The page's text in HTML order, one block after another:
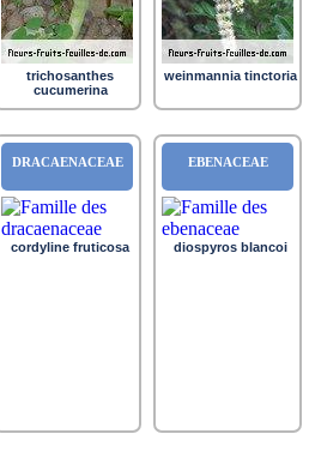
trichosanthes
cucumerina
weinmannia tinctoria
DRACAENACEAE
cordyline fruticosa
EBENACEAE
diospyros blancoi